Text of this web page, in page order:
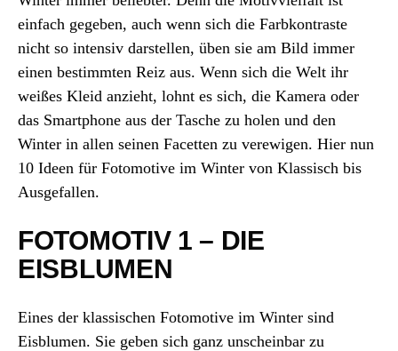
einfach gegeben, auch wenn sich die Farbkontraste
nicht so intensiv darstellen, üben sie am Bild immer
einen bestimmten Reiz aus. Wenn sich die Welt ihr
weißes Kleid anzieht, lohnt es sich, die Kamera oder
das Smartphone aus der Tasche zu holen und den
Winter in allen seinen Facetten zu verewigen. Hier nun
10 Ideen für Fotomotive im Winter von Klassisch bis
Ausgefallen.
FOTOMOTIV 1 – DIE
EISBLUMEN
Eines der klassischen Fotomotive im Winter sind
Eisblumen. Sie geben sich ganz unscheinbar zu